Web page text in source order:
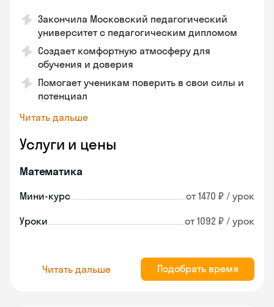
Закончила Московский педагогический
университет с педагогическим дипломом
Создает комфортную атмосферу для
обучения и доверия
Помогает ученикам поверить в свои силы и
потенциал
Читать дальше
Услуги и цены
Математика
Мини-курс от 1470 ₽ / урок
Уроки от 1092 ₽ / урок
Читать дальше Подобрать время